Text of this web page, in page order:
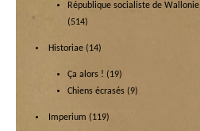
République socialiste de Wallonie
(514)
Historiae (14)
Ça alors ! (19)
Chiens écrasés (9)
Imperium (119)